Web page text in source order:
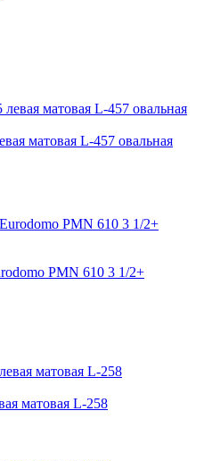
матовая L-457 овальная
PMN 610 3 1/2+
матовая L-258